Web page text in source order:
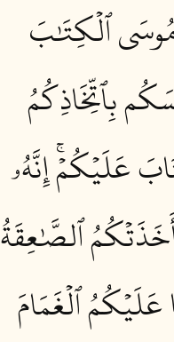
مُوسَى ٱلۡكِتَٰبَ
بِٱتِّخَاذِكُمُ
عَلَيۡكُمۡۚ إِنَّهُۥ
ٱلصَّٰعِقَةُ
عَلَيۡكُمُ ٱلۡغَمَامَ